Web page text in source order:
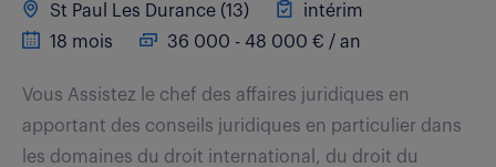
St Paul Les Durance (13)
intérim
18 mois
36 000 - 48 000 € / an
Vous Assistez le chef des affaires juridiques en
apportant des conseils juridiques en particulier dans
les domaines du droit international, du droit du